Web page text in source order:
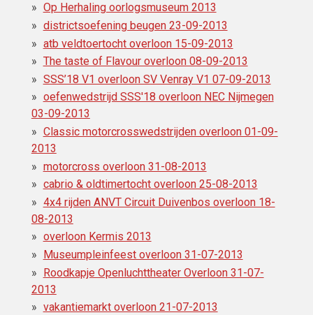
Op Herhaling oorlogsmuseum 2013
districtsoefening beugen 23-09-2013
atb veldtoertocht overloon 15-09-2013
The taste of Flavour overloon 08-09-2013
SSS’18 V1 overloon SV Venray V1 07-09-2013
oefenwedstrijd SSS'18 overloon NEC Nijmegen
03-09-2013
Classic motorcrosswedstrijden overloon 01-09-
2013
motorcross overloon 31-08-2013
cabrio & oldtimertocht overloon 25-08-2013
4x4 rijden ANVT Circuit Duivenbos overloon 18-
08-2013
overloon Kermis 2013
Museumpleinfeest overloon 31-07-2013
Roodkapje Openluchttheater Overloon 31-07-
2013
vakantiemarkt overloon 21-07-2013